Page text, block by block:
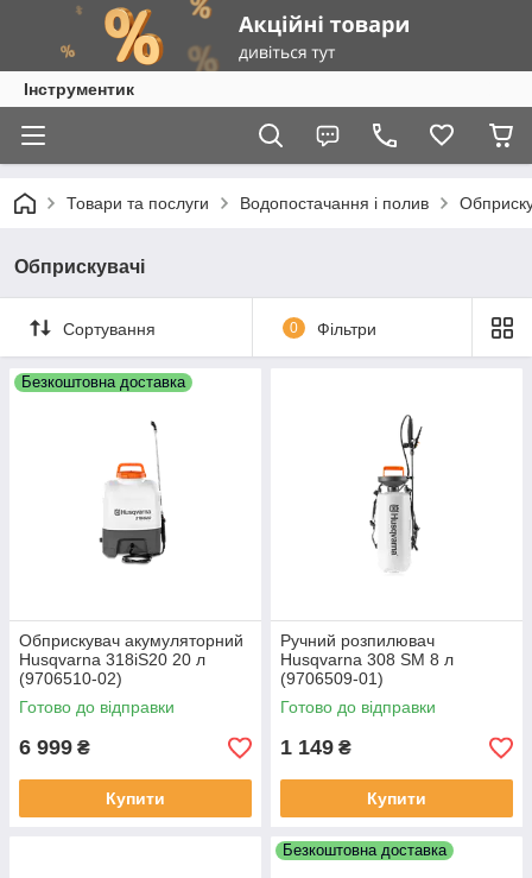
Інструментик
Товари та послуги Водопостачання і полив
Обприскувачі
Сортування 0 Фільтри
Безкоштовна доставка
Обприскувач акумуляторний
Husqvarna 318iS20 20 л
(9706510-02)
Готово до відправки
6 999 ₴
Купити
Ручний розпилювач
Husqvarna 308 SM 8 л
(9706509-01)
Готово до відправки
1 149 ₴
Купити
Безкоштовна доставка